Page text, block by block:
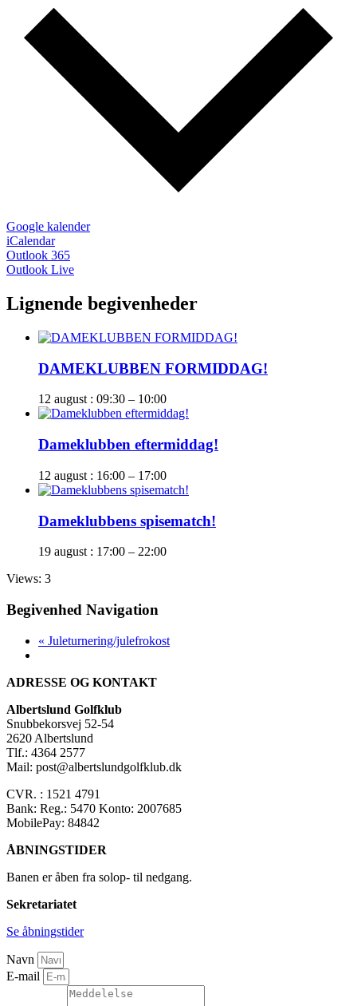
Google kalender
iCalendar
Outlook 365
Outlook Live
Lignende begivenheder
DAMEKLUBBEN FORMIDDAG!
12 august : 09:30 – 10:00
Dameklubben eftermiddag!
12 august : 16:00 – 17:00
Dameklubbens spisematch!
19 august : 17:00 – 22:00
Views: 3
Begivenhed Navigation
« Juleturnering/julefrokost
ADRESSE OG KONTAKT
Albertslund Golfklub
Snubbekorsvej 52-54
2620 Albertslund
Tlf.: 4364 2577
Mail: post@albertslundgolfklub.dk
CVR. : 1521 4791
Bank: Reg.: 5470 Konto: 2007685
MobilePay: 84842
ÅBNINGSTIDER
Banen er åben fra solop- til nedgang.
Sekretariatet
Se åbningstider
Navn
E-mail